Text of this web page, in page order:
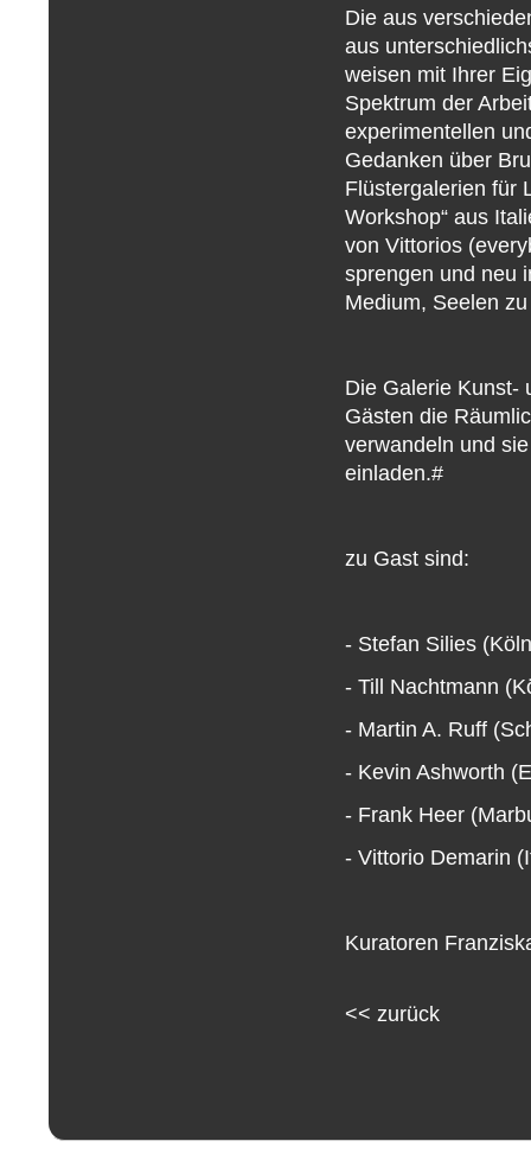
Die aus
aus
weisen mit Ihrer
Spektrum der
experimentellen
Gedanken über
Flüstergalerien für
Workshop“ aus
von Vittorios
sprengen und neu
Medium, Seelen
Die Galerie Kunst-
Gästen die
verwandeln und
einladen.#
zu Gast sind:
- Stefan Silies
- Till Nachtmann
- Martin A. Ruff
- Kevin Ashworth
- Frank Heer
- Vittorio Demarin
Kuratoren
<< zurück